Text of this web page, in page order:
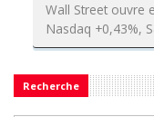
Wall Street ouvre
Nasdaq +0,43%,
Recherche